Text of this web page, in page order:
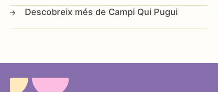
Campi Qui Pugui